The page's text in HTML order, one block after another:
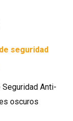
Anti-
oscuros